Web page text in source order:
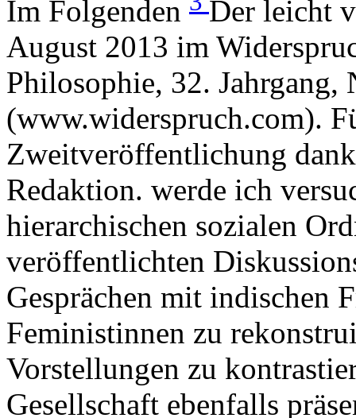
Im Folgenden
Der leicht
August 2013 im
Philosophie, 32. Jahrgang,
(www.widerspruch.com).
Zweitveröffentlichung
Redaktion. werde ich
hierarchischen sozialen
veröffentlichten
Gesprächen mit indischen
Feministinnen zu
Vorstellungen zu
Gesellschaft ebenfalls